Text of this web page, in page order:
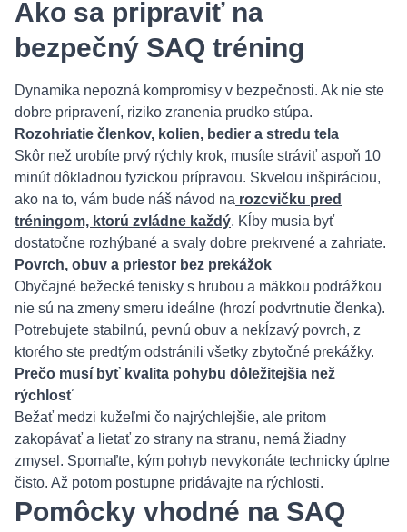
Ako sa pripraviť na
bezpečný SAQ tréning
Dynamika nepozná kompromisy v bezpečnosti. Ak nie ste
dobre pripravení, riziko zranenia prudko stúpa.
Rozohriatie členkov, kolien, bedier a stredu tela
Skôr než urobíte prvý rýchly krok, musíte stráviť aspoň 10
minút dôkladnou fyzickou prípravou. Skvelou inšpiráciou,
ako na to, vám bude náš návod na rozcvičku pred
tréningom, ktorú zvládne každý. Kĺby musia byť
dostatočne rozhýbané a svaly dobre prekrvené a zahriate.
Povrch, obuv a priestor bez prekážok
Obyčajné bežecké tenisky s hrubou a mäkkou podrážkou
nie sú na zmeny smeru ideálne (hrozí podvrtnutie členka).
Potrebujete stabilnú, pevnú obuv a nekĺzavý povrch, z
ktorého ste predtým odstránili všetky zbytočné prekážky.
Prečo musí byť kvalita pohybu dôležitejšia než
rýchlosť
Bežať medzi kužeľmi čo najrýchlejšie, ale pritom
zakopávať a lietať zo strany na stranu, nemá žiadny
zmysel. Spomaľte, kým pohyb nevykonáte technicky úplne
čisto. Až potom postupne pridávajte na rýchlosti.
Pomôcky vhodné na SAQ